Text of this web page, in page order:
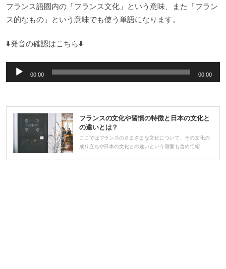
フランス語圏内の「フランス文化」という意味、また「フラン
ス的なもの」という意味でも使う単語になります。
⬇️発音の確認はこちら⬇️
声
ー
00:00 00:00
フランスの文化や習慣の特徴と日本の文化と
の違いとは？
ここではフランスのさまざまな文化について、その文化の
成り立ちや日本の文化との違いという側面も含めて紹